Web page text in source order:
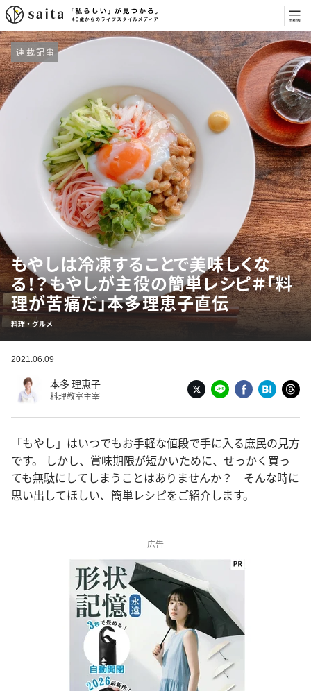
連載記事
もやしは冷凍することで美味しくな
る！？もやしが主役の簡単レシピ＃「料
理が苦痛だ」本多理恵子直伝
料理・グルメ
2021.06.09
本多 理恵子
料理教室主宰
「もやし」はいつでもお手軽な値段で手に入る庶民の見方
です。 しかし、賞味期限が短かいために、せっかく買っ
ても無駄にしてしまうことはありませんか？ そんな時に
思い出してほしい、簡単レシピをご紹介します。
広告